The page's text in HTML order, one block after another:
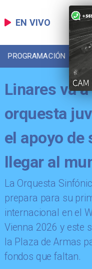
EN VIVO
PROGRAMACIÓN
Linares va
orquesta
el apoyo de
llegar al
​La Orquesta
prepara para su
internacional en el
Vienna 2026 y este
la Plaza de Armas
fondos que faltan.